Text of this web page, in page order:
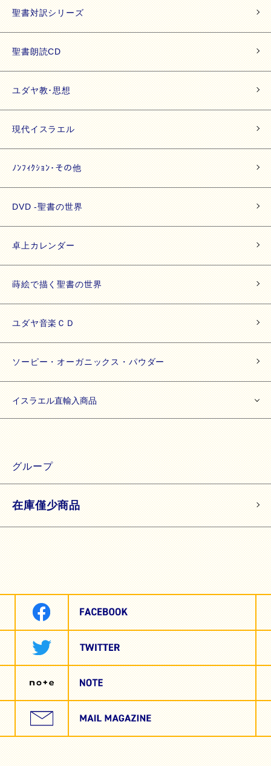
聖書対訳シリーズ
聖書朗読CD
ユダヤ教･思想
現代イスラエル
ﾉﾝﾌｨｸｼｮﾝ･その他
DVD -聖書の世界
卓上カレンダー
蒔絵で描く聖書の世界
ユダヤ音楽ＣＤ
ソーピー・オーガニックス・パウダー
イスラエル直輸入商品
グループ
在庫僅少商品